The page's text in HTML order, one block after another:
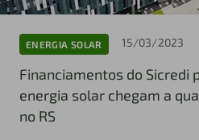
ENERGIA SOLAR 15/03/2023
Financiamentos do Sicredi
energia solar chegam a
no RS